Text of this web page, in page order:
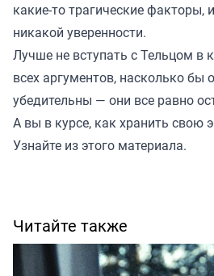
какие-то трагические факторы,
никакой уверенности.
Лучше не вступать с Тельцом в
всех аргументов, насколько бы
убедительны — они все равно
А вы в курсе, как хранить свою
Узнайте из этого материала.
Читайте также